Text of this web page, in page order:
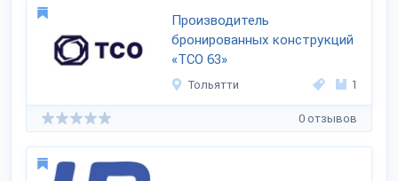
Производитель
бронированных конструкций
«ТСО 63»
Тольятти 1
0 отзывов